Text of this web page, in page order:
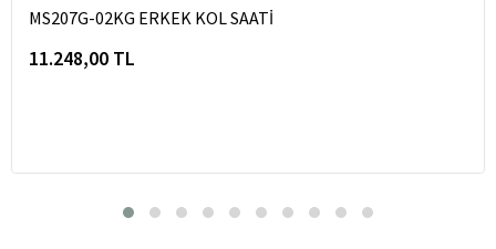
MS207G-02KG ERKEK KOL SAATİ
11.248,00 TL